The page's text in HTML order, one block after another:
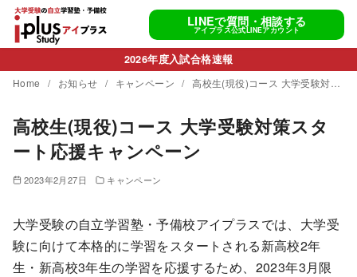
テ
ン
LINEで質問・相談する
アイプラス公式LINEアカウント
2026年度入試合格速報
Home お知らせ キャンペーン 高校生(現役)コース 大学受験対策スタート応援キャンペーン
高校生(現役)コース 大学受験対策スタ
ート応援キャンペーン
2023年2月27日 キャンペーン
大学受験の自立学習塾・予備校アイプラスでは、大学受
験に向けて本格的に学習をスタートされる新高校2年
生・新高校3年生の学習を応援するため、2023年3月限